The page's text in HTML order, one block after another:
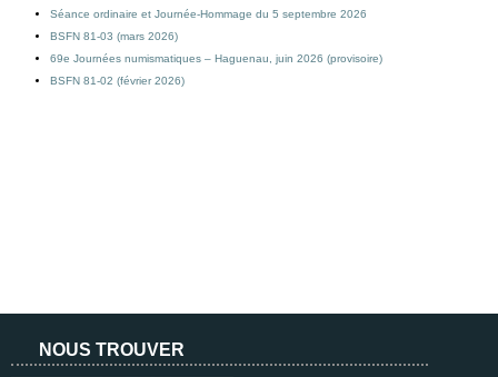
Séance ordinaire et Journée-Hommage du 5 septembre 2026
BSFN 81-03 (mars 2026)
69e Journées numismatiques – Haguenau, juin 2026 (provisoire)
BSFN 81-02 (février 2026)
NOUS TROUVER